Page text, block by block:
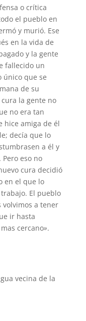
o crítica
el pueblo en
y murió. Ese
en la vida de
y la gente
fallecido un
único que se
de su
la gente no
no era tan
hice amiga de él
decía que lo
a él y
eso no
cura decidió
en el que lo
El pueblo
volvimos a tener
ir hasta
cercano».
vecina de la